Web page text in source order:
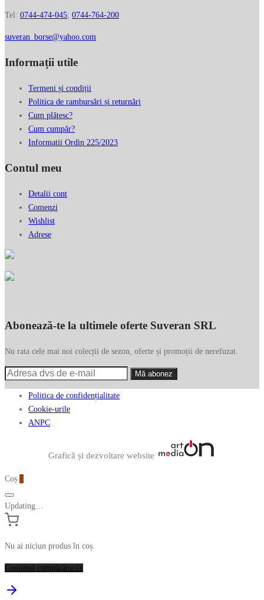
Tel: 0744-474-045; 0744-764-200
suveran_borse@yahoo.com
Informații utile
Termeni și condiții
Politica de rambursări și returnări
Cum plătesc?
Cum cumpăr?
Informatii Ordin 225/2023
Contul meu
Detalii cont
Comenzi
Wishlist
Adrese
Abonează-te la ultimele oferte Suveran SRL
Nu rata cele mai noi colecții de sezon, oferte și promoții de nerefuzat.
Politica de confidențialitate
Cookie-urile
ANPC
Graficã și dezvoltare website
Coș
Updating…
Nu ai niciun produs în coș.
Continuă cumpărăturile